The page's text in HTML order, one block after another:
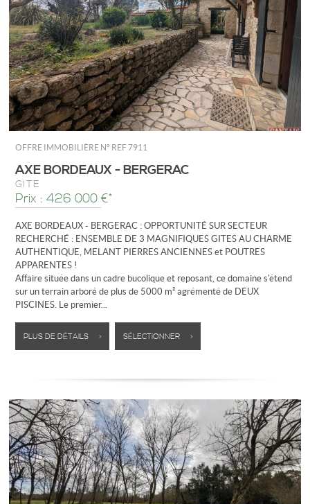
OFFRE IMMOBILIÈRE N° REF 7911
AXE BORDEAUX - BERGERAC
GÎTE
Prix : 426 000 €*
AXE BORDEAUX - BERGERAC : OPPORTUNITÉ SUR SECTEUR
RECHERCHÉ : ENSEMBLE DE 3 MAGNIFIQUES GITES AU CHARME
AUTHENTIQUE, MELANT PIERRES ANCIENNES et POUTRES
APPARENTES !
Affaire située dans un cadre bucolique et reposant, ce domaine s'étend
sur un terrain arboré de plus de 5000 m² agrémenté de DEUX
PISCINES. Le premier...
PLUS DE DÉTAILS > SÉLECTIONNER >